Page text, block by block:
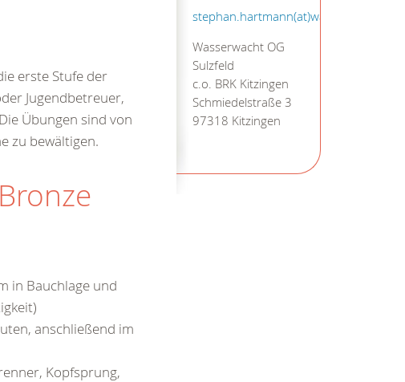
Wasserwacht OG
Sulzfeld
c.o. BRK Kitzingen
Schmiedelstraße 3
97318 Kitzingen
erste Stufe der
Jugendbetreuer,
Übungen sind von
zu bewältigen.
in Bauchlage und
anschließend im
Kopfsprung,